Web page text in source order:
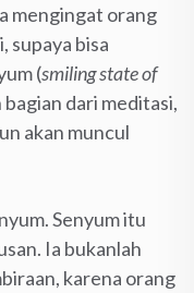
mengingat orang
supaya bisa
(smiling state of
dari meditasi,
akan muncul
Senyum itu
Ia bukanlah
karena orang